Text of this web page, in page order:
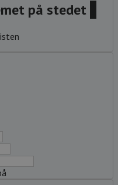
på stedet